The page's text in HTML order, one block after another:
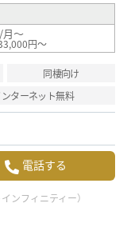
月～
円～
同棲向け
ターネット無料
電話する
ンフィニティー）